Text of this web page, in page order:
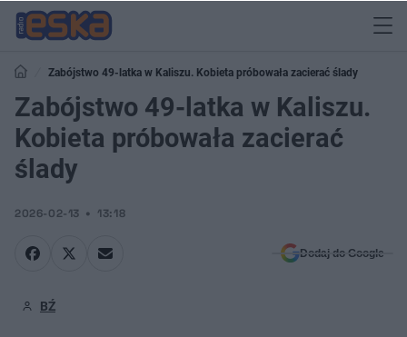
Zabójstwo 49-latka w Kaliszu. Kobieta próbowała zacierać ślady
Zabójstwo 49-latka w Kaliszu.
Kobieta próbowała zacierać
ślady
2026-02-13 13:18
Dodaj do Google
BŹ